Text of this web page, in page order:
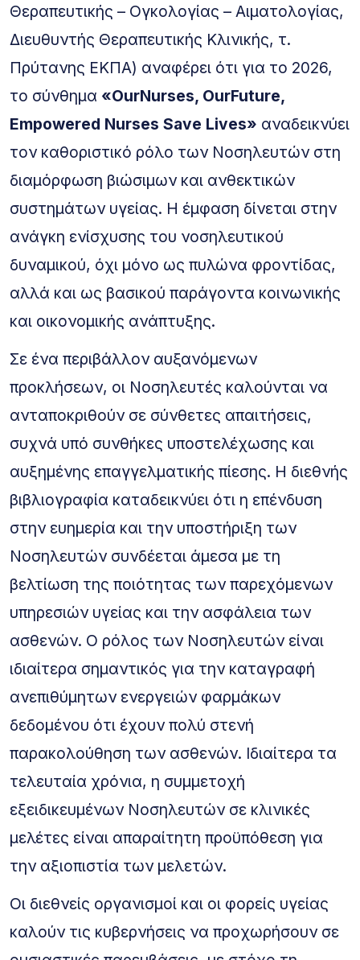
Θεραπευτικής – Ογκολογίας – Αιματολογίας,
Διευθυντής Θεραπευτικής Κλινικής, τ.
Πρύτανης ΕΚΠΑ) αναφέρει ότι για το 2026,
το σύνθημα «OurNurses, OurFuture,
Empowered Nurses Save Lives» αναδεικνύει
τον καθοριστικό ρόλο των Νοσηλευτών στη
διαμόρφωση βιώσιμων και ανθεκτικών
συστημάτων υγείας. Η έμφαση δίνεται στην
ανάγκη ενίσχυσης του νοσηλευτικού
δυναμικού, όχι μόνο ως πυλώνα φροντίδας,
αλλά και ως βασικού παράγοντα κοινωνικής
και οικονομικής ανάπτυξης.
Σε ένα περιβάλλον αυξανόμενων
προκλήσεων, οι Νοσηλευτές καλούνται να
ανταποκριθούν σε σύνθετες απαιτήσεις,
συχνά υπό συνθήκες υποστελέχωσης και
αυξημένης επαγγελματικής πίεσης. Η διεθνής
βιβλιογραφία καταδεικνύει ότι η επένδυση
στην ευημερία και την υποστήριξη των
Νοσηλευτών συνδέεται άμεσα με τη
βελτίωση της ποιότητας των παρεχόμενων
υπηρεσιών υγείας και την ασφάλεια των
ασθενών. Ο ρόλος των Νοσηλευτών είναι
ιδιαίτερα σημαντικός για την καταγραφή
ανεπιθύμητων ενεργειών φαρμάκων
δεδομένου ότι έχουν πολύ στενή
παρακολούθηση των ασθενών. Ιδιαίτερα τα
τελευταία χρόνια, η συμμετοχή
εξειδικευμένων Νοσηλευτών σε κλινικές
μελέτες είναι απαραίτητη προϋπόθεση για
την αξιοπιστία των μελετών.
Οι διεθνείς οργανισμοί και οι φορείς υγείας
καλούν τις κυβερνήσεις να προχωρήσουν σε